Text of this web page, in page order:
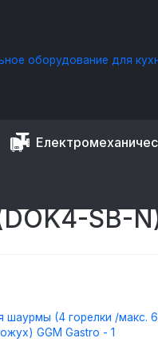
(4
SB-